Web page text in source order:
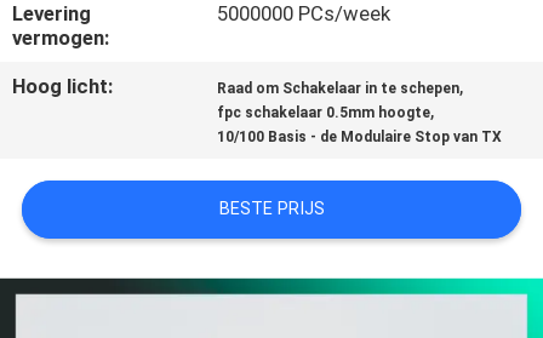
SITEMAP
POLICY
Levering
vermogen:
5000000 PCs/week
Hoog licht: Raad om Schakelaar in te schepen,
fpc schakelaar 0.5mm hoogte,
10/100 Basis - de Modulaire Stop van TX
BESTE PRIJS